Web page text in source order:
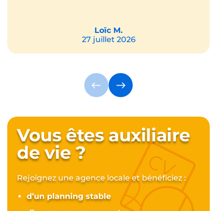
Loïc M.
27 juillet 2026
Vous êtes auxiliaire
de vie ?
Rejoignez une agence locale et bénéficiez :
d’un planning stable